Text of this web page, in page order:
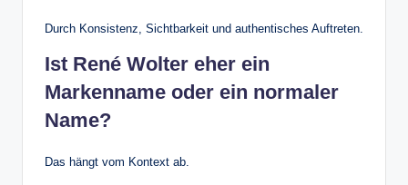
Durch Konsistenz, Sichtbarkeit und authentisches Auftreten.
Ist René Wolter eher ein
Markenname oder ein normaler
Name?
Das hängt vom Kontext ab.